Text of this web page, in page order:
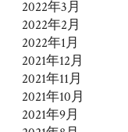
2022年3月
2022年2月
2022年1月
2021年12月
2021年11月
2021年10月
2021年9月